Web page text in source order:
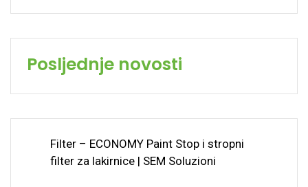
Posljednje novosti
Filter – ECONOMY Paint Stop i stropni
filter za lakirnice | SEM Soluzioni